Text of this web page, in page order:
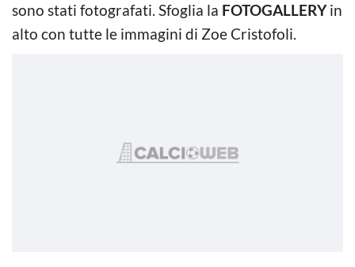
sono stati fotografati. Sfoglia la FOTOGALLERYin
alto con tutte le immagini di Zoe Cristofoli.